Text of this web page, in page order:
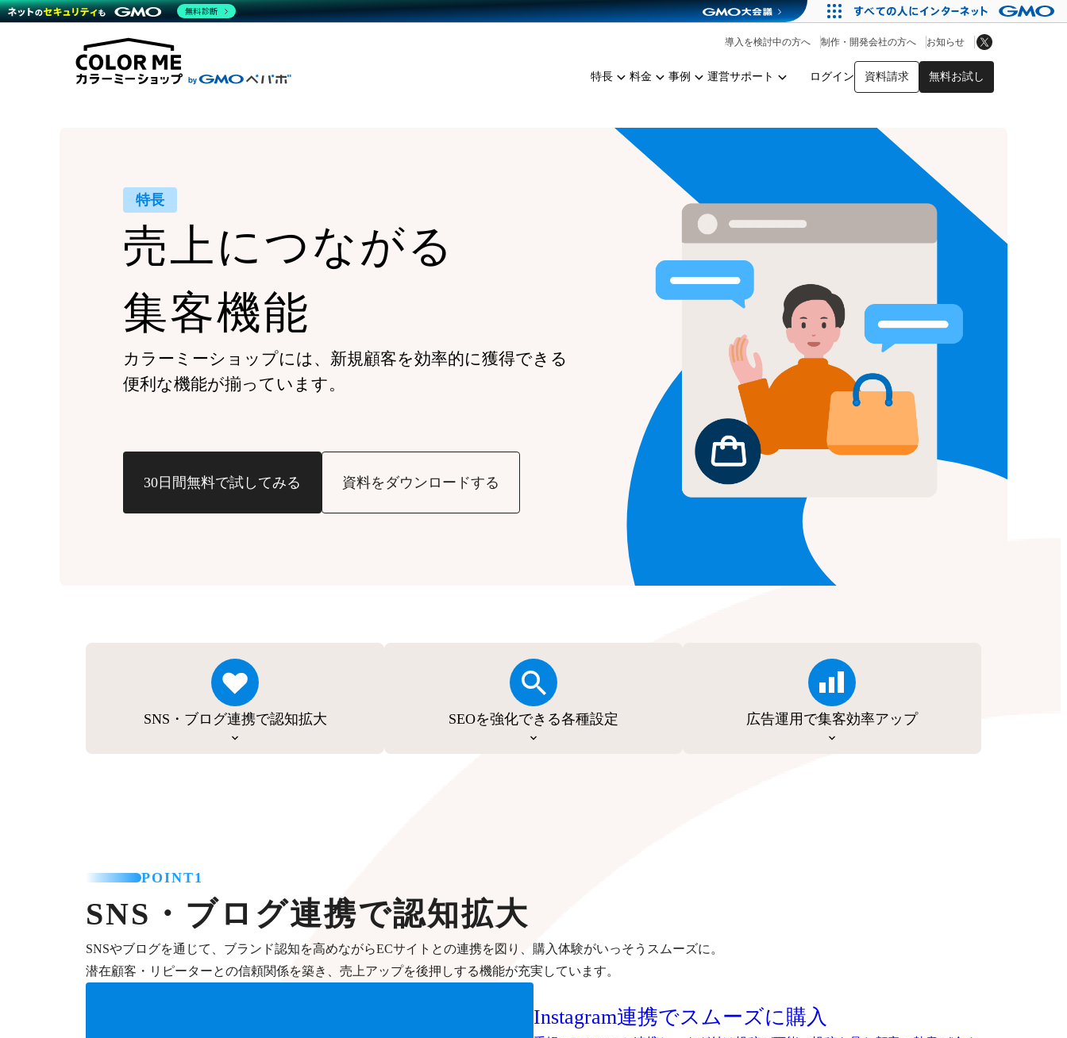
特長 料金 事例 運営サポート ログイン 資料請求 無料お試し
導入を検討中の方へ 制作・開発会社の方へ お知らせ
商材一覧を見る
機能一覧を見る
WordPress導入
モバイルアプリ
複数店舗との連携
雑貨販売 アプリストア
料金
プラン・料金一覧を見る
料金シミュレーション
事例
運営サポート
サポート一覧を見る
コミュニティイベントCarty
YouTubeチャンネル
特長
売上につながる
集客機能
カラーミーショップには、 新規顧客を効率的に獲得できる
便利な機能が揃っています。
30日間無料で試してみる 資料をダウンロードする
SNS・ブログ連携で認知拡大 SEOを強化できる各種設定 広告運用で集客効率アップ
POINT1
SNS・ブログ連携で認知拡大
SNSやブログを通じて、ブランド認知を高めながらECサイトとの連携を図り、購入体験がいっそうスムーズに。
潜在顧客・リピーターとの信頼関係を築き、売上アップを後押しする機能が充実しています。
Instagram連携でスムーズに購入
無料診断